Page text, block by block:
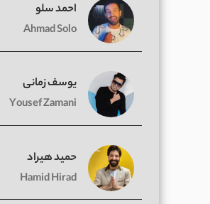
احمد سلو
Ahmad Solo
یوسف زمانی
Yousef Zamani
حمید هیراد
Hamid Hirad